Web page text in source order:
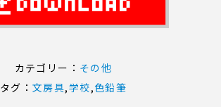
カテゴリー： その他
タグ：文房具,学校,色鉛筆